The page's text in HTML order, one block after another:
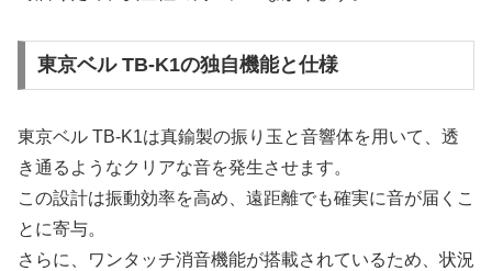
東京ベル TB-K1の独自機能と仕様
東京ベル TB-K1は真鍮製の振り玉と音響体を用いて、透
き通るようなクリアな音を発生させます。
この設計は振動効率を高め、遠距離でも確実に音が届くこ
とに寄与。
さらに、ワンタッチ消音機能が搭載されているため、状況